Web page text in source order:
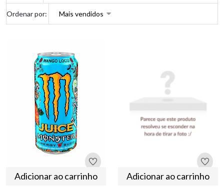
Ordenar por:
Adicionar ao carrinho Adicionar ao carrinho